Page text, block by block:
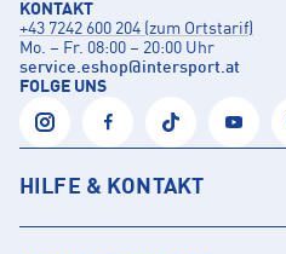
KONTAKT
+43 7242 600 204 (zum Ortstarif)
Mo. – Fr. 08:00 – 20:00 Uhr
service.eshop@intersport.at
FOLGE UNS
HILFE & KONTAKT